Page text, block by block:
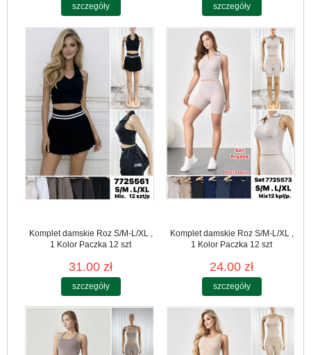
szczegóły szczegóły
Komplet damskie Roz S/M-L/XL ,
1 Kolor Paczka 12 szt
31.00 zł
szczegóły
Komplet damskie Roz S/M-L/XL ,
1 Kolor Paczka 12 szt
24.00 zł
szczegóły